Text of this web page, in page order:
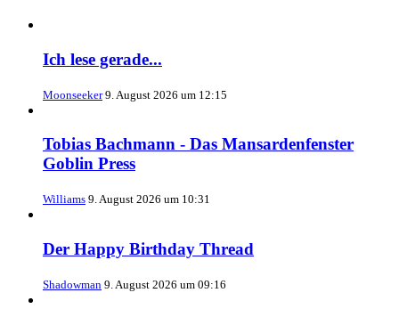
Ich lese gerade...
Moonseeker 9. August 2026 um 12:15
Tobias Bachmann - Das Mansardenfenster
Goblin Press
Williams 9. August 2026 um 10:31
Der Happy Birthday Thread
Shadowman 9. August 2026 um 09:16